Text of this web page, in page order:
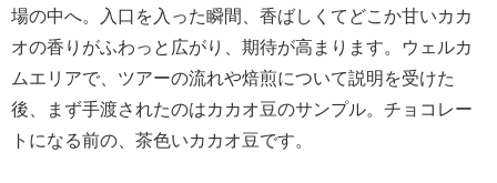
場の中へ。入口を入った瞬間、香ばしくてどこか甘いカカ
オの香りがふわっと広がり、期待が高まります。ウェルカ
ムエリアで、ツアーの流れや焙煎について説明を受けた
後、まず手渡されたのはカカオ豆のサンプル。チョコレー
トになる前の、茶色いカカオ豆です。